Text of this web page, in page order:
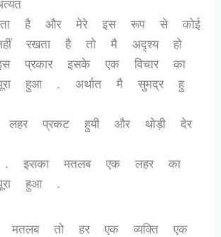
है और मेरे इस रूप से कोई
रखता है तो मै अदृश्य हो
प्रकार इसके एक विचार का
हुआ . अर्थात मै सुमद्र हु
प्रकट हुयी और थोड़ी देर
. इसका मतलब एक लहर का
हुआ .
मतलब तो हर एक व्यक्ति एक